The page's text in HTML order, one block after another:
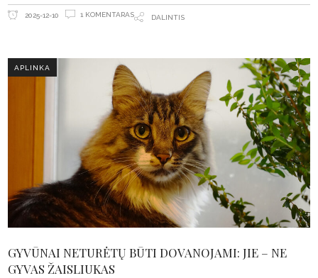
2025-12-10 1 KOMENTARAS DALINTIS
APLINKA
GYVŪNAI NETURĖTŲ BŪTI DOVANOJAMI: JIE – NE
GYVAS ŽAISLIUKAS